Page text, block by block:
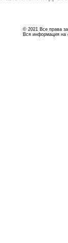
© 2021 Все права
Вся информация на